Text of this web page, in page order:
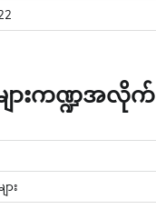
များကဏ္ဍအလိုက်
း